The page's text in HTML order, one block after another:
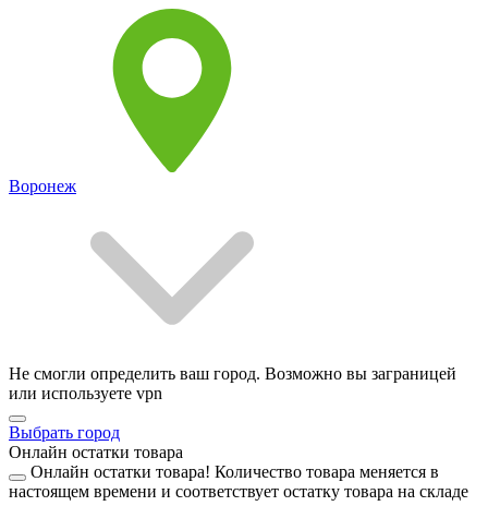
Воронеж
Не смогли определить ваш город. Возможно вы заграницей
или используете vpn
Выбрать город
Онлайн остатки товара
Онлайн остатки товара! Количество товара меняется в
настоящем времени и соответствует остатку товара на складе